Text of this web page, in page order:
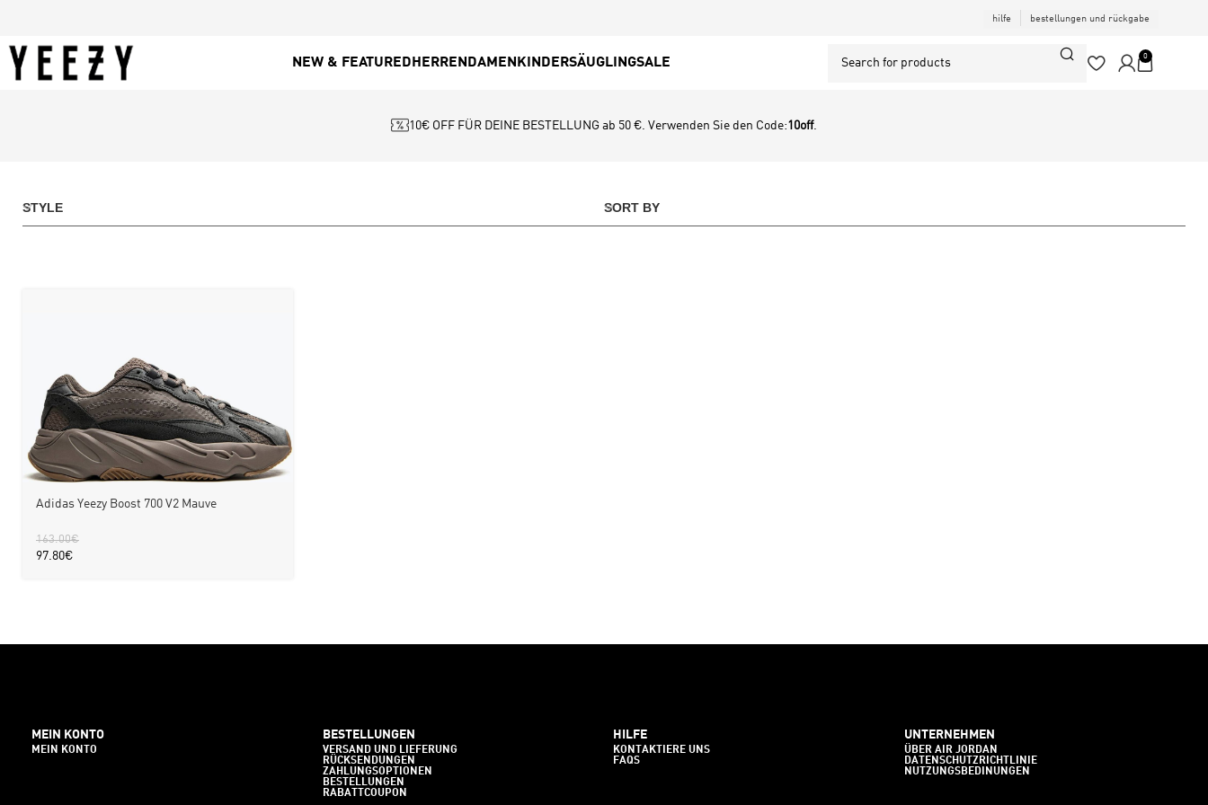
hilfe bestellungen und rückgabe
NEW & FEATURED HERREN DAMEN KINDERSÄUGLINGSALE 0
10€ OFF FÜR DEINE BESTELLUNG ab 50 €. Verwenden Sie den Code:10off.
STYLE SORT BY
Adidas Yeezy Boost 700 V2 Mauve
163.00€
97.80€
MEIN KONTO
MEIN KONTO
BESTELLUNGEN
VERSAND UND LIEFERUNG
RÜCKSENDUNGEN
ZAHLUNGSOPTIONEN
BESTELLUNGEN
RABATTCOUPON
HILFE
KONTAKTIERE UNS
FAQS
UNTERNEHMEN
ÜBER AIR JORDAN
DATENSCHUTZRICHTLINIE
NUTZUNGSBEDINUNGEN